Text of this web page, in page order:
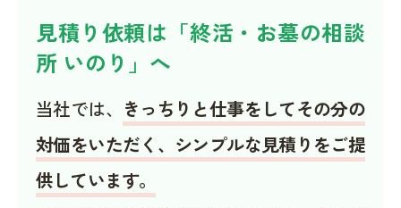
見積り依頼は「終活・お墓の相談
所 いのり」へ
当社では、 きっちりと仕事をしてその分の
対価をいただく、シンプルな見積りをご提
供しています。